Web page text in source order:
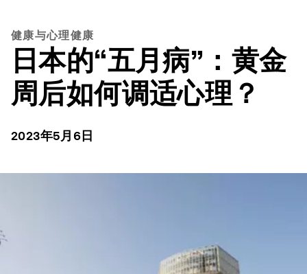
健康与心理健康
日本的“五月病”：黄金
周后如何调适心理？
2023年5月6日